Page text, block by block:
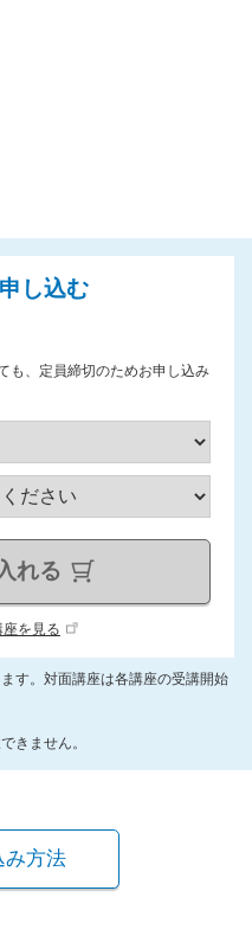
し込む
も、定員締切のためお申し込み
れる
を見る
す。対面講座は各講座の受講開始
きません。
み方法